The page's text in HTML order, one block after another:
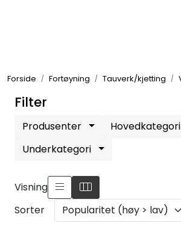
Forside Fortøyning Tauverk/kjetting
Filter
Produsenter
Hovedkategori
Underkategori
Visning
Sorter
Elektrisk
Bygg/Innredning
VVS